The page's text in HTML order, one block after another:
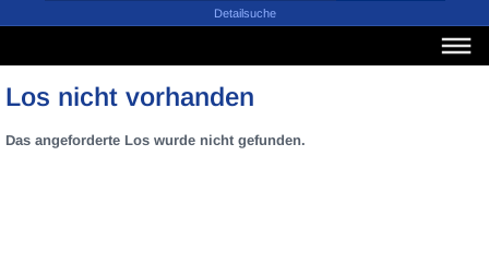
Detailsuche
Los nicht vorhanden
Das angeforderte Los wurde nicht gefunden.